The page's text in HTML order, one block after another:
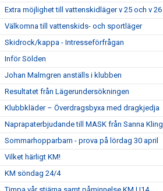
Extra möjlighet till vattenskidläger v 25 och v 26
Välkomna till vattenskids- och sportläger
Skidrock/kappa - Intresseförfrågan
Inför Sölden
Johan Malmgren anställs i klubben
Resultatet från Lägerundersökningen
Klubbkläder – Överdragsbyxa med dragkjedja
Naprapaterbjudande till MASK från Sanna Kling
Sommarhopparbarn - prova på lördag 30 april
Vilket härligt KM!
KM söndag 24/4